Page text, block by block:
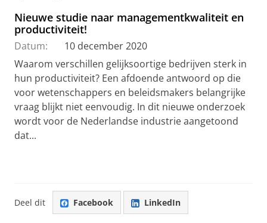
Nieuwe studie naar managementkwaliteit en
productiviteit!
Datum:
10 december 2020
Waarom verschillen gelijksoortige bedrijven sterk in
hun productiviteit? Een afdoende antwoord op die
voor wetenschappers en beleidsmakers belangrijke
vraag blijkt niet eenvoudig. In dit nieuwe onderzoek
wordt voor de Nederlandse industrie aangetoond
dat...
Deel dit Facebook LinkedIn